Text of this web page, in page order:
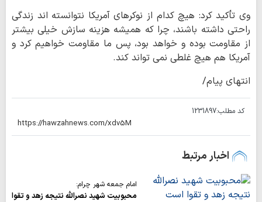
وی تأکید کرد: هیچ کدام از نوکرهای آمریکا نتوانسته اند زندگی
راحتی داشته باشند، چرا که همیشه هزینه سازش خیلی بیشتر
از مقاومت بوده و خواهد بود، پس ما مقاومت خواهیم کرد و
آمریکا هم هیچ غلطی نمی تواند کند.
انتهای پیام/
کد مطلب:1231897
اخبار مرتبط
امام جمعه شهر چرام:
محبوبیت شهید نصرالله نتیجه زهد و تقوا